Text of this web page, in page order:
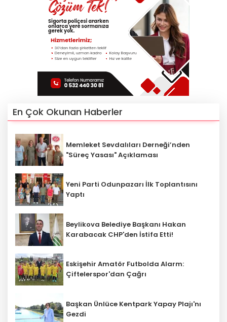
En Çok Okunan Haberler
Memleket Sevdalıları Derneği’nden
"Süreç Yasası" Açıklaması
Yeni Parti Odunpazarı İlk Toplantısını
Yaptı
Beylikova Belediye Başkanı Hakan
Karabacak CHP'den İstifa Etti!
Eskişehir Amatör Futbolda Alarm:
Çiftelerspor'dan Çağrı
Başkan Ünlüce Kentpark Yapay Plajı'nı
Gezdi